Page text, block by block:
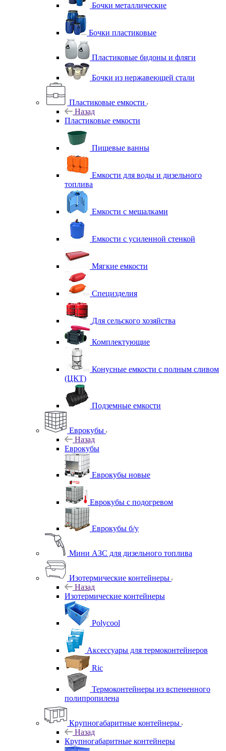
Бочки металлические
Бочки пластиковые
Пластиковые бидоны и фляги
Бочки из нержавеющей стали
Пластиковые емкости
Назад
Пластиковые емкости
Пищевые ванны
Емкости для воды и дизельного
топлива
Емкости с мешалками
Емкости с усиленной стенкой
Мягкие емкости
Специзделия
Для сельского хозяйства
Комплектующие
Конусные емкости с полным сливом
(ЦКТ)
Подземные емкости
Еврокубы
Назад
Еврокубы
Еврокубы новые
Еврокубы с подогревом
Еврокубы б/у
Мини АЗС для дизельного топлива
Изотермические контейнеры
Назад
Изотермические контейнеры
Polycool
Аксессуары для термоконтейнеров
Ric
Термоконтейнеры из вспененного
полипропилена
Крупногабаритные контейнеры
Назад
Крупногабаритные контейнеры